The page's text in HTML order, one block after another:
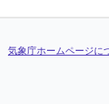
気象庁ホームページに